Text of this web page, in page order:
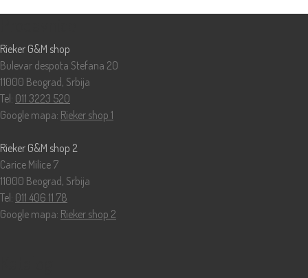
Rieker G&M shop
Bulevar despota Stefana 20
11000 Beograd, Srbija
Tel: 011 3223 520
Google mapa: Rieker shop 1
Rieker G&M shop 2
Carice Milice 7
11000 Beograd, Srbija
Tel: 011 406 11 78
Google mapa: Rieker shop 2